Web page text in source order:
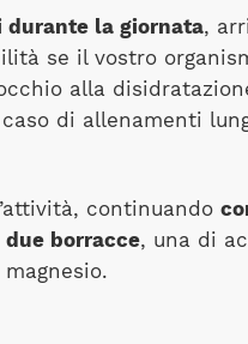
durante la giornata,
se il vostro
alla
di allenamenti
continuando
due borracce, una di